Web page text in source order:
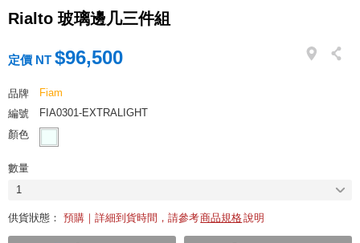
Rialto 玻璃邊几三件組
定價 NT $96,500
品牌
Fiam
編號
FIA0301-EXTRALIGHT
顏色
數量
1
供貨狀態： 預購｜詳細到貨時間，請參考商品規格說明